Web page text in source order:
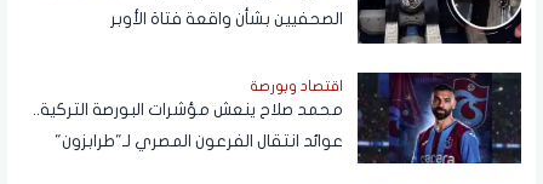
الصحفيين بشأن واقعة فتاة الأوبر
اقتصاد وبورصة
محمد صلاح ينعش مؤشرات البورصة التركية..
عوائد انتقال الفرعون المصري لـ"طرابزون"